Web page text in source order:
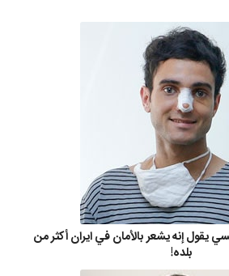
إنه يشعر بالأمان في ايران أكثر من
بلده!